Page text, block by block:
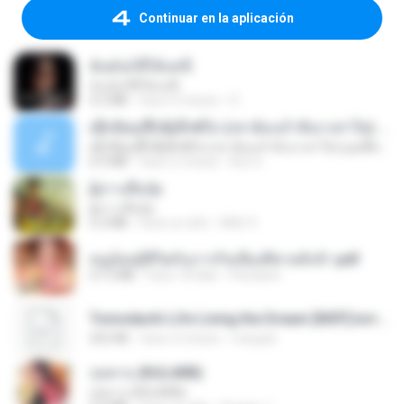
Continuar en la aplicación
หนูน้อยสู้ชีวิตกับภารกิจเลี้ยงพี่ชายทั้งห้า.pdf
กุหลาบ (KULARB)